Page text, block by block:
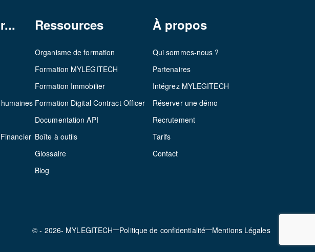
Ressources
Organisme de formation
Formation MYLEGITECH
Formation Immobilier
Formation Digital Contract Officer
Documentation API
Boîte à outils
Glossaire
Blog
À propos
Qui sommes-nous ?
Partenaires
Intégrez MYLEGITECH
Réserver une démo
Recrutement
Tarifs
Contact
© - 2026- MYLEGITECH Politique de confidentialité Mentions Légales